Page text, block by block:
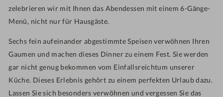
zelebrieren wir mit Ihnen das Abendessen mit einem 6-Gänge-
Menü, nicht nur für Hausgäste.
Sechs fein aufeinander abgestimmte Speisen verwöhnen Ihren
Gaumen und machen dieses Dinner zu einem Fest. Sie werden
gar nicht genug bekommen vom Einfallsreichtum unserer
Küche. Dieses Erlebnis gehört zu einem perfekten Urlaub dazu.
Lassen Sie sich besonders verwöhnen und vergessen Sie das